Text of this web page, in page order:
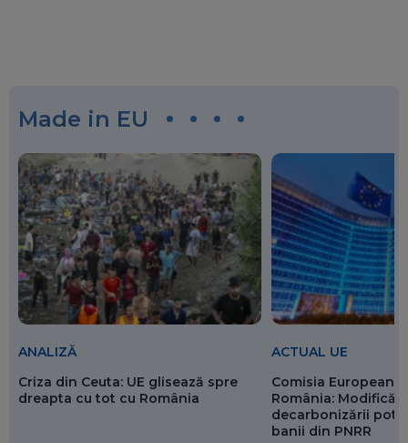
Made in EU
ANALIZĂ
Criza din Ceuta: UE glisează spre
dreapta cu tot cu România
ACTUAL UE
Comisia Europeană
România:
decarbonizării pot
banii din PNRR